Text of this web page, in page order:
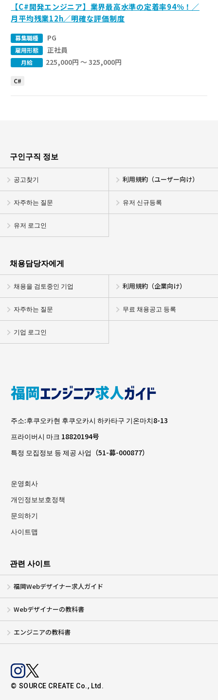
【C#開発エンジニア】業界最高水準の定着率94％！／
月平均残業12h／明確な評価制度
募集職種 PG
雇用形態 正社員
月給 225,000円 〜 325,000円
C#
구인구직 정보
공고찾기 利用規約（ユーザー向け）
자주하는 질문 유저 신규등록
유저 로그인
채용담당자에게
채용을 검토중인 기업 利用規約（企業向け）
자주하는 질문 무료 채용공고 등록
기업 로그인
주소:후쿠오카현 후쿠오카시 하카타구 기온마치8-13
프라이버시 마크 18820194号
특정 모집정보 등 제공 사업（51-募-000877）
운영회사
개인정보보호정책
문의하기
사이트맵
관련 사이트
福岡Webデザイナー求人ガイド
Webデザイナーの教科書
エンジニアの教科書
© SOURCE CREATE Co., Ltd.